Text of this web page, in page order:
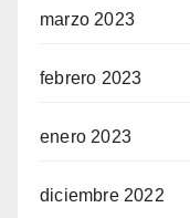
marzo 2023
febrero 2023
enero 2023
diciembre 2022